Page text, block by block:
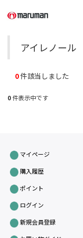
アイレノール
0件該当しました
0件表示中です
マイページ
購入履歴
ポイント
ログイン
新規会員登録